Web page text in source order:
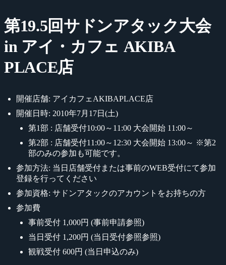
第19.5回サドンアタック大会
in アイ・カフェ AKIBA
PLACE店
開催店舗: アイカフェAKIBAPLACE店
開催日時: 2010年7月17日(土)
第1部 : 店舗受付10:00～11:00 大会開始 11:00～
第2部 : 店舗受付11:00～12:30 大会開始 13:00～ ※第2
部のみの参加も可能です。
参加方法: 当日店舗受付または事前のWEB受付にて参加
登録を行ってください
参加資格: サドンアタックのアカウントをお持ちの方
参加費
事前受付 1,000円 (事前申請参照)
当日受付 1,200円 (当日受付参照参照)
観戦受付 600円 (当日申込のみ)